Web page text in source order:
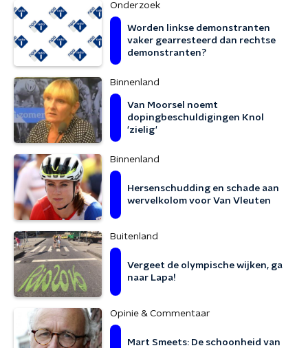
Onderzoek
Worden linkse demonstranten
vaker gearresteerd dan rechtse
demonstranten?
Binnenland
Van Moorsel noemt
dopingbeschuldigingen Knol
'zielig'
Binnenland
Hersenschudding en schade aan
wervelkolom voor Van Vleuten
Buitenland
Vergeet de olympische wijken, ga
naar Lapa!
Opinie & Commentaar
Mart Smeets: De schoonheid van